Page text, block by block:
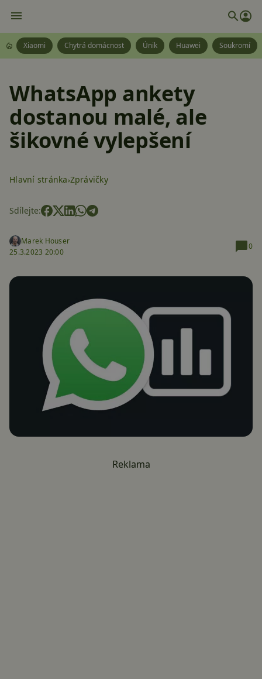
Xiaomi Chytrá domácnost Únik Huawei Soukromí
WhatsApp ankety
dostanou malé, ale
šikovné vylepšení
Hlavní stránka Zprávičky
Sdílejte:
Marek Houser
25.3.2023 20:00
0
Reklama